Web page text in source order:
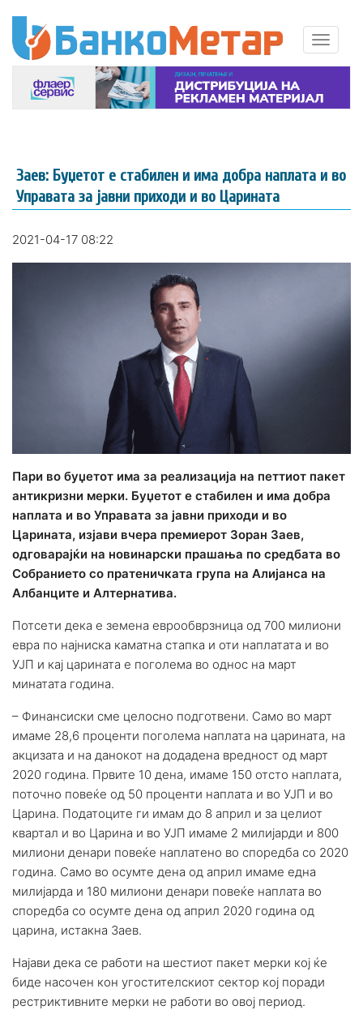
Заев: Буџетот е стабилен и има добра наплата и во
Управата за јавни приходи и во Царината
2021-04-17 08:22
Пари во буџетот има за реализација на петтиот пакет
антикризни мерки. Буџетот е стабилен и има добра
наплата и во Управата за јавни приходи и во
Царината, изјави вчера премиерот Зоран Заев,
одговарајќи на новинарски прашања по средбата во
Собранието со пратеничката група на Алијанса на
Албанците и Алтернатива.
Потсети дека е земена еврообврзница од 700 милиони
евра по најниска каматна стапка и оти наплатата и во
УЈП и кај царината е поголема во однос на март
минатата година.
– Финансиски сме целосно подготвени. Само во март
имаме 28,6 проценти поголема наплата на царината, на
акцизата и на данокот на додадена вредност од март
2020 година. Првите 10 дена, имаме 150 отсто наплата,
поточно повеќе од 50 проценти наплата и во УЈП и во
Царина. Податоците ги имам до 8 април и за целиот
квартал и во Царина и во УЈП имаме 2 милијарди и 800
милиони денари повеќе наплатено во споредба со 2020
година. Само во осумте дена од април имаме една
милијарда и 180 милиони денари повеќе наплата во
споредба со осумте дена од април 2020 година од
царина, истакна Заев.
Најави дека се работи на шестиот пакет мерки кој ќе
биде насочен кон угостителскиот сектор кој поради
рестриктивните мерки не работи во овој период.